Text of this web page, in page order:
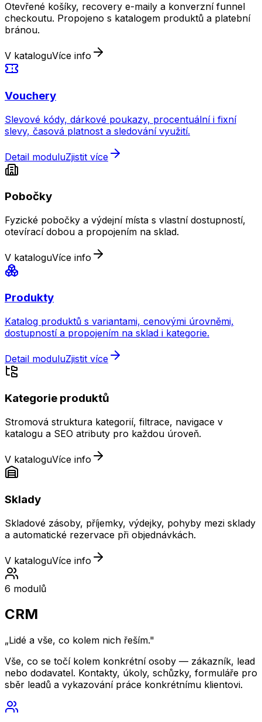
Otevřené košíky, recovery e-maily a konverzní funnel
checkoutu. Propojeno s katalogem produktů a platební
bránou.
V kataloguVíce info
Vouchery
Slevové kódy, dárkové poukazy, procentuální i fixní
slevy, časová platnost a sledování využití.
Detail moduluZjistit více
Pobočky
Fyzické pobočky a výdejní místa s vlastní dostupností,
otevírací dobou a propojením na sklad.
V kataloguVíce info
Produkty
Katalog produktů s variantami, cenovými úrovněmi,
dostupností a propojením na sklad i kategorie.
Detail moduluZjistit více
Kategorie produktů
Stromová struktura kategorií, filtrace, navigace v
katalogu a SEO atributy pro každou úroveň.
V kataloguVíce info
Sklady
Skladové zásoby, příjemky, výdejky, pohyby mezi sklady
a automatické rezervace při objednávkách.
V kataloguVíce info
6 modulů
CRM
„Lidé a vše, co kolem nich řeším."
Vše, co se točí kolem konkrétní osoby — zákazník, lead
nebo dodavatel. Kontakty, úkoly, schůzky, formuláře pro
sběr leadů a vykazování práce konkrétnímu klientovi.